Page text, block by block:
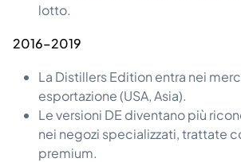
lotto.
2016–2019
La Distillers Edition entra nei
esportazione (USA, Asia).
Le versioni DE diventano più
nei negozi specializzati, trattate
premium.